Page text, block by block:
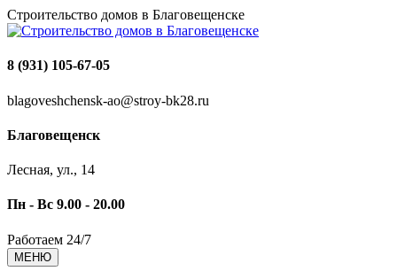
Строительство домов в Благовещенске
8 (931) 105-67-05
blagoveshchensk-ao@stroy-bk28.ru
Благовещенск
Лесная, ул., 14
Пн - Вс 9.00 - 20.00
Работаем 24/7
МЕНЮ